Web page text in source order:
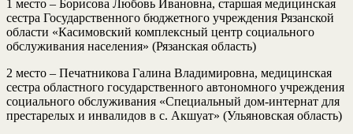
1 место – Борисова Любовь Ивановна, старшая медицинская
сестра Государственного бюджетного учреждения Рязанской
области «Касимовский комплексный центр социального
обслуживания населения» (Рязанская область)
2 место – Печатникова Галина Владимировна, медицинская
сестра областного государственного автономного учреждения
социального обслуживания «Специальный дом-интернат для
престарелых и инвалидов в с. Акшуат» (Ульяновская область)